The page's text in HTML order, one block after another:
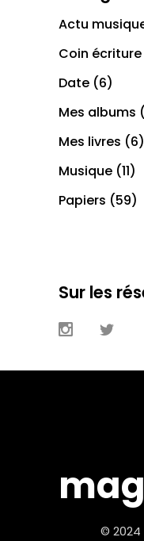
Actu
Coin écriture
Date (6)
Mes albums
Mes livres (6)
Musique (11)
Papiers (59)
Sur les
© 2024